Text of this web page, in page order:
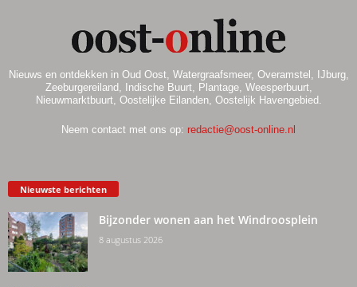
Nieuws en ontdekken in Oud Oost, Watergraafsmeer, Overamstel, IJburg,
Zeeburgereiland, Indische Buurt, Plantage, Weesperbuurt,
Nieuwmarktbuurt, Oostelijke Eilanden, Oostelijk Havengebied.
Neem contact met ons op: redactie@oost-online.nl
Nieuwste berichten
Bijzonder wonen aan het Windroosplein
8 augustus 2026